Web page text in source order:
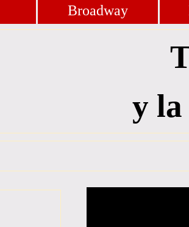
Broadway
y